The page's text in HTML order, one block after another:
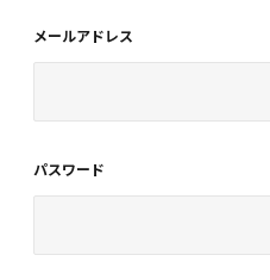
メールアドレス
パスワード